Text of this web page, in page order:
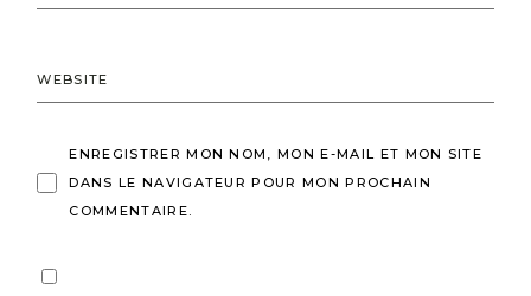
ENREGISTRER MON NOM, MON E-MAIL ET MON SITE
DANS LE NAVIGATEUR POUR MON PROCHAIN
COMMENTAIRE.